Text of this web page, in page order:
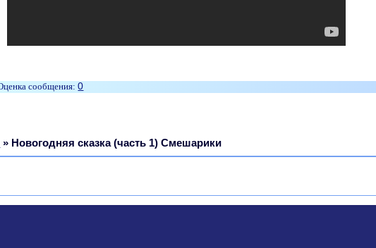
0
» Новогодняя сказка (часть 1) Смешарики